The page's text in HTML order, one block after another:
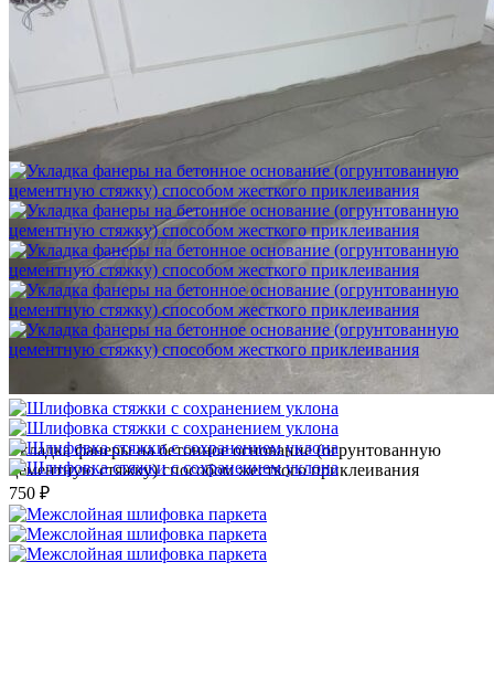
Шлифовка стяжки с сохранением уклона
1 500 ₽
Укладка фанеры на бетонное основание (огрунтованную
цементную стяжку) способом жесткого приклеивания
750 ₽